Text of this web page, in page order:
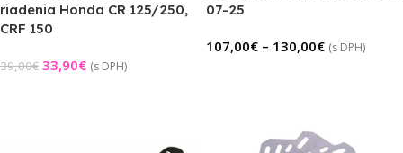
riadenia Honda CR 125/250,
CRF 150
39,00€ 33,90€ (s DPH)
07-25
107,00€ – 130,00€ (s DPH)